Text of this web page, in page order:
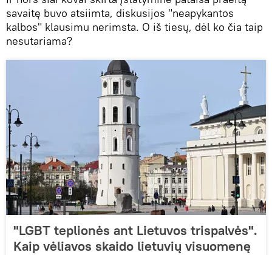
savaitę buvo atsiimta, diskusijos "neapykantos
kalbos" klausimu nerimsta. O iš tiesų, dėl ko čia taip
nesutariama?
"LGBT teplionės ant Lietuvos trispalvės".
Kaip vėliavos skaido lietuvių visuomenę